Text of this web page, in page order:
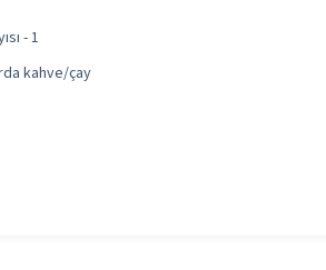
- 1
kahve/çay